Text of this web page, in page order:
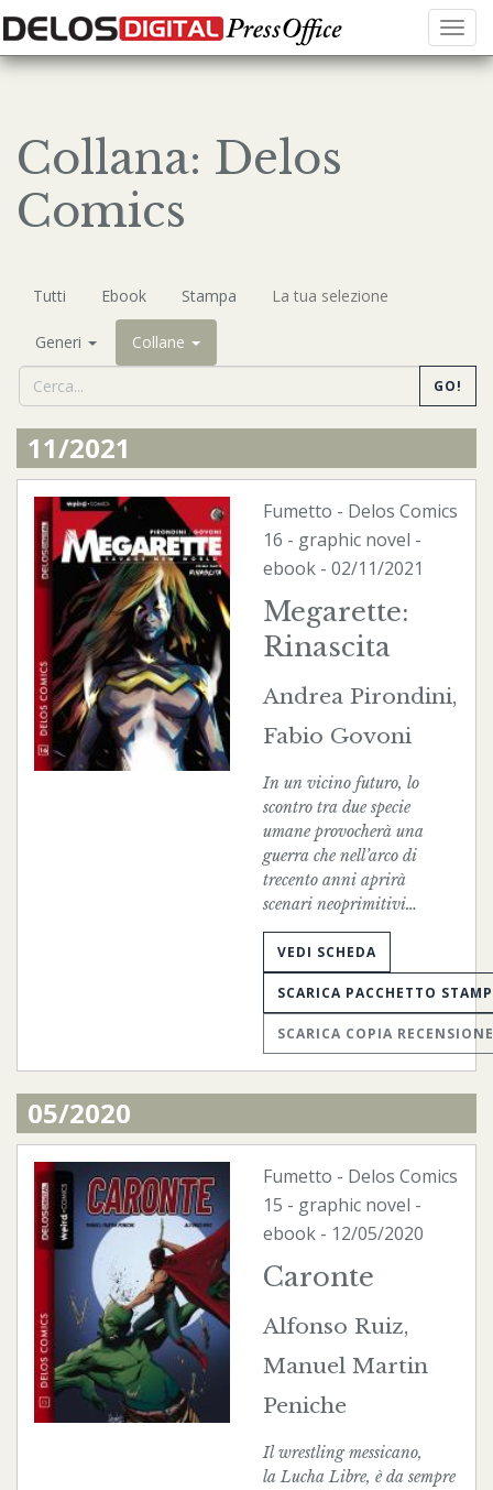
Menu
Collana: Delos
Comics
Tutti Ebook Stampa La tua selezione
Generi Collane
GO!
11/2021
Fumetto - Delos Comics
16 - graphic novel -
ebook - 02/11/2021
Megarette:
Rinascita
Andrea Pirondini,
Fabio Govoni
In un vicino futuro, lo
scontro tra due specie
umane provocherà una
guerra che nell’arco di
trecento anni aprirà
scenari neoprimitivi…
VEDI SCHEDA
SCARICA PACCHETTO
SCARICA COPIA RECENSIONE
05/2020
Fumetto - Delos Comics
15 - graphic novel -
ebook - 12/05/2020
Caronte
Alfonso Ruiz,
Manuel Martin
Peniche
Il wrestling messicano,
la Lucha Libre, è da sempre